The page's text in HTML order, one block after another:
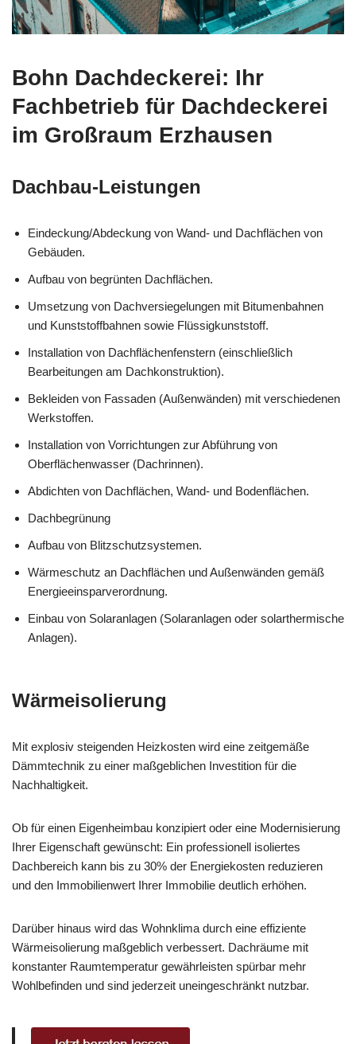
Bohn Dachdeckerei: Ihr
Fachbetrieb für Dachdeckerei
im Großraum Erzhausen
Dachbau-Leistungen
Eindeckung/Abdeckung von Wand- und Dachflächen von
Gebäuden.
Aufbau von begrünten Dachflächen.
Umsetzung von Dachversiegelungen mit Bitumenbahnen
und Kunststoffbahnen sowie Flüssigkunststoff.
Installation von Dachflächenfenstern (einschließlich
Bearbeitungen am Dachkonstruktion).
Bekleiden von Fassaden (Außenwänden) mit verschiedenen
Werkstoffen.
Installation von Vorrichtungen zur Abführung von
Oberflächenwasser (Dachrinnen).
Abdichten von Dachflächen, Wand- und Bodenflächen.
Dachbegrünung
Aufbau von Blitzschutzsystemen.
Wärmeschutz an Dachflächen und Außenwänden gemäß
Energieeinsparverordnung.
Einbau von Solaranlagen (Solaranlagen oder solarthermische
Anlagen).
Wärmeisolierung
Mit explosiv steigenden Heizkosten wird eine zeitgemäße
Dämmtechnik zu einer maßgeblichen Investition für die
Nachhaltigkeit.
Ob für einen Eigenheimbau konzipiert oder eine Modernisierung
Ihrer Eigenschaft gewünscht: Ein professionell isoliertes
Dachbereich kann bis zu 30% der Energiekosten reduzieren
und den Immobilienwert Ihrer Immobilie deutlich erhöhen.
Darüber hinaus wird das Wohnklima durch eine effiziente
Wärmeisolierung maßgeblich verbessert. Dachräume mit
konstanter Raumtemperatur gewährleisten spürbar mehr
Wohlbefinden und sind jederzeit uneingeschränkt nutzbar.